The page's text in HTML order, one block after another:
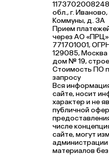
обл., г.
Коммуны, д. ЗА
Прием
через АО
771701001,
129085, Москва
дом № 19,
Стоимость ПО
запросу
Вся
сайте, носит
характер и не
публичной
числе
сайте, могут
администрации
материалов